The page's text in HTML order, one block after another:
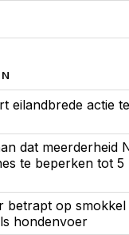
eilandbrede actie
dat meerderheid
te beperken tot 5
betrapt op smokkel
hondenvoer